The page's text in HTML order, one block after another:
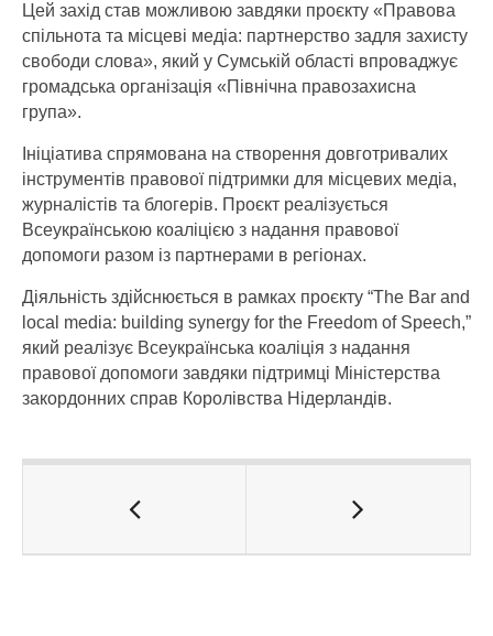
Цей захід став можливою завдяки проєкту «Правова
спільнота та місцеві медіа: партнерство задля захисту
свободи слова», який у Сумській області впроваджує
громадська організація «Північна правозахисна
група».
Ініціатива спрямована на створення довготривалих
інструментів правової підтримки для місцевих медіа,
журналістів та блогерів. Проєкт реалізується
Всеукраїнською коаліцією з надання правової
допомоги разом із партнерами в регіонах.
Діяльність здійснюється в рамках проєкту “The Bar and
local media: building synergy for the Freedom of Speech,”
який реалізує Всеукраїнська коаліція з надання
правової допомоги завдяки підтримці Міністерства
закордонних справ Королівства Нідерландів.